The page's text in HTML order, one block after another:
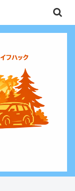
行情報と、暮らしに役
ミリーブログ。